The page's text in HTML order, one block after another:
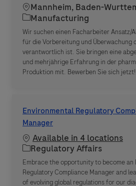
Location
Mannheim, Baden-
Category
Manufacturing
Wir suchen einen Facharbeiter Ansatz/
für die Vorbereitung und Überwachung
verantwortlich ist. Sie bringen eine
und mehrjährige Erfahrung in der
Produktion mit. Bewerben Sie sich jetzt!
Environmental Regulatory
Manager
Available in 4 locations
Category
Regulatory Affairs
Embrace the opportunity to become an
Regulatory Compliance Manager and
of evolving global regulations for our